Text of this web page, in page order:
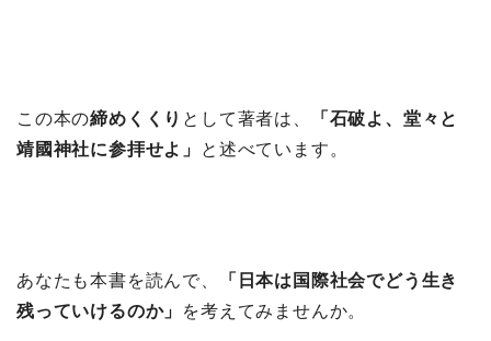
この本の締めくくり として著者は、
「石破よ、堂々と
靖國神社に参拝せよ」
と述べています。
あなたも本書を読んで、
「日本は国際社会でどう生き
残っていけるのか」
を考えてみませんか。